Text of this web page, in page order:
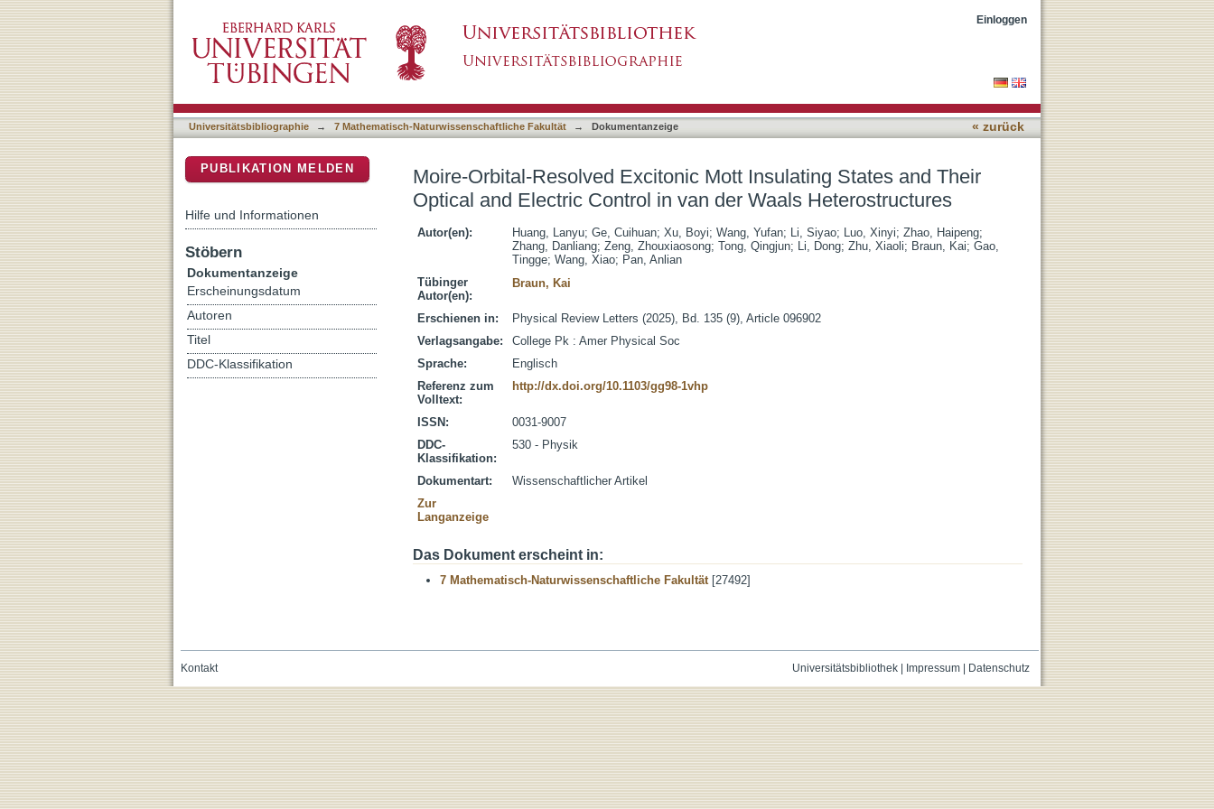
Moire-Orbital-Resolved Excitonic Mott Insulating States and Their Optical and Electric Control in
van der Waals Heterostructures
Einloggen
Universitätsbibliographie → 7 Mathematisch-Naturwissenschaftliche Fakultät → Dokumentanzeige « zurück
Moire-Orbital-Resolved Excitonic Mott Insulating States and Their
Optical and Electric Control in van der Waals Heterostructures
Autor(en): Huang, Lanyu; Ge, Cuihuan; Xu, Boyi; Wang, Yufan; Li, Siyao; Luo, Xinyi; Zhao, Haipeng;
Zhang, Danliang; Zeng, Zhouxiaosong; Tong, Qingjun; Li, Dong; Zhu, Xiaoli; Braun, Kai; Gao,
Tingge; Wang, Xiao; Pan, Anlian
Tübinger
Autor(en):
Braun, Kai
Erschienen in:
Physical Review Letters (2025), Bd. 135 (9), Article 096902
Verlagsangabe:
College Pk : Amer Physical Soc
Sprache:
Englisch
Referenz zum
Volltext:
http://dx.doi.org/10.1103/gg98-1vhp
ISSN:
0031-9007
DDC-
Klassifikation:
530 - Physik
Dokumentart:
Wissenschaftlicher Artikel
Zur
Langanzeige
Das Dokument erscheint in:
7 Mathematisch-Naturwissenschaftliche Fakultät[27492]
PUBLIKATION MELDEN
Hilfe und Informationen
Stöbern
Dokumentanzeige
Erscheinungsdatum
Autoren
Titel
DDC-Klassifikation
Universitätsbibliothek| Impressum| Datenschutz
Kontakt